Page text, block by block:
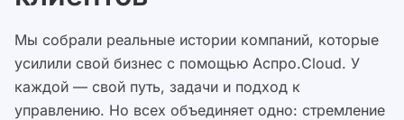
Мы собрали реальные истории компаний, которые
усилили свой бизнес с помощью Аспро.Cloud. У
каждой — свой путь, задачи и подход к
управлению. Но всех объединяет одно: стремление